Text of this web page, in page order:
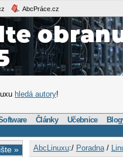
AbcPráce.cz
hledá autory!
Články Učebnice
» AbcLinuxu:/ Poradna/